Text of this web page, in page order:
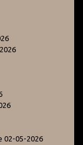
02-05-2026